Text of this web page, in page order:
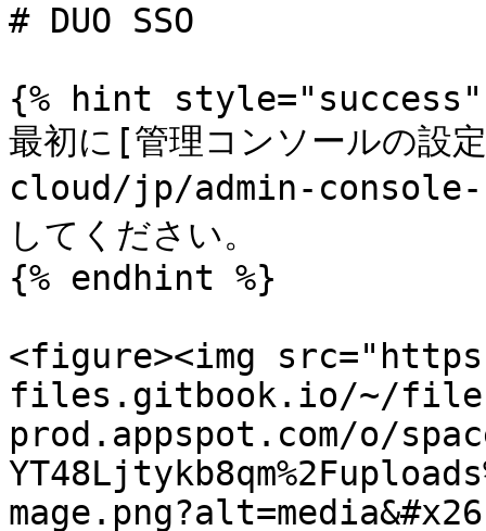
# DUO SSO
{% hint style="success"
最初に[管理コンソールの
cloud/jp/admin-console-
してください。
{% endhint %}
<figure><img
files.gitbook.io/~/
prod.appspot.com/o/